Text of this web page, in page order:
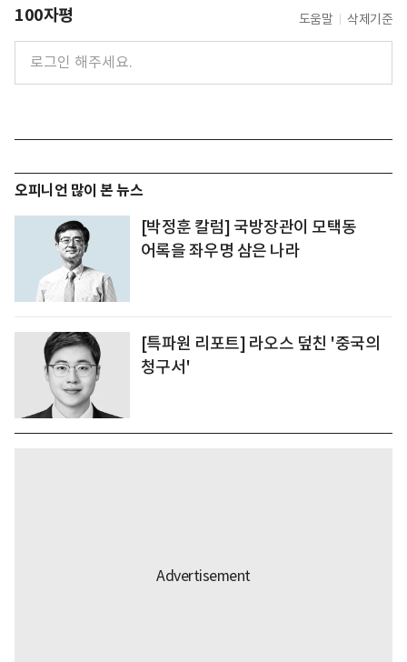
100자평 도움말 삭제기준
오피니언 많이 본 뉴스
[박정훈 칼럼] 국방장관이 모택동
어록을 좌우명 삼은 나라
[특파원 리포트] 라오스 덮친 '중국의
청구서'